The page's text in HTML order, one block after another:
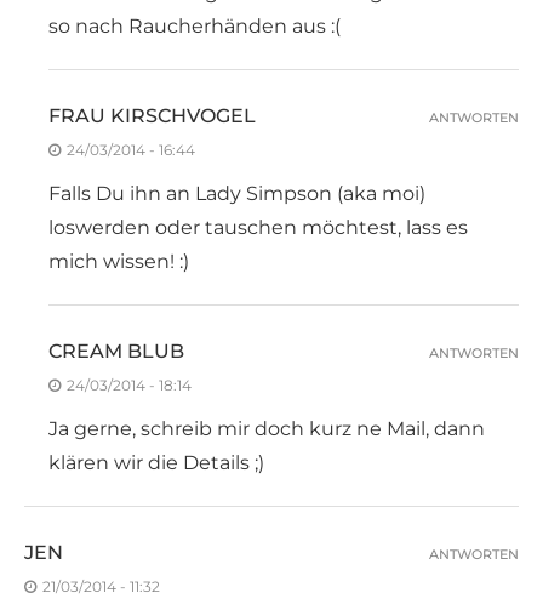
so nach Raucherhänden aus :(
FRAU KIRSCHVOGEL
24/03/2014 - 16:44
Falls Du ihn an Lady Simpson (aka moi)
loswerden oder tauschen möchtest, lass es
mich wissen! :)
ANTWORTEN
CREAM BLUB
24/03/2014 - 18:14
Ja gerne, schreib mir doch kurz ne Mail, dann
klären wir die Details ;)
ANTWORTEN
JEN
21/03/2014 - 11:32
ANTWORTEN